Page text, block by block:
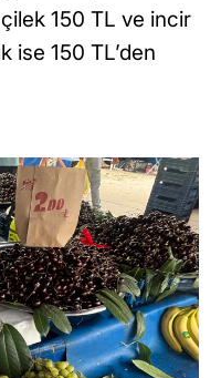
150 TL ve incir
ise 150 TL’den